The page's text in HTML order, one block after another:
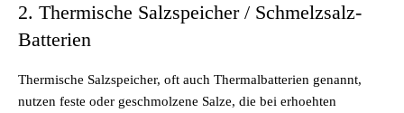
2. Thermische Salzspeicher / Schmelzsalz-
Batterien
Thermische Salzspeicher, oft auch Thermalbatterien genannt,
nutzen feste oder geschmolzene Salze, die bei erhoehten